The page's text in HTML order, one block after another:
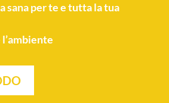
sanaper te e tutta la tua
ambiente